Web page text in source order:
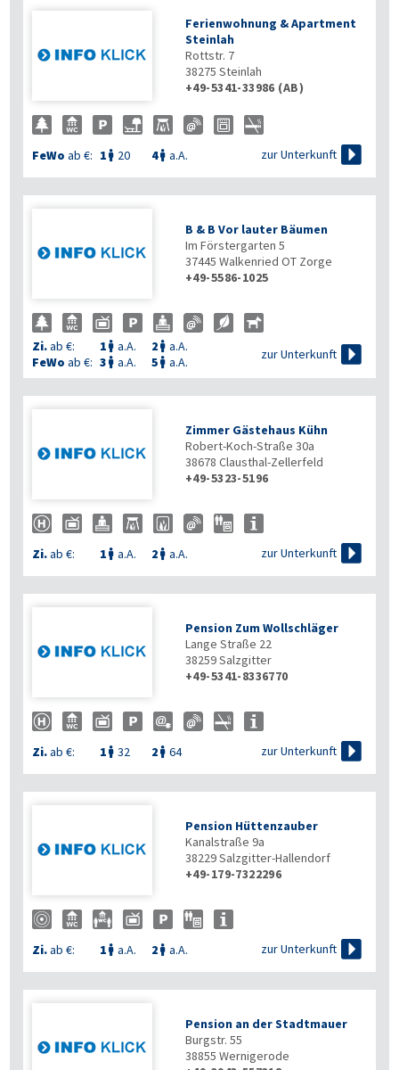
Ferienwohnung & Apartment
Steinlah
Rottstr. 7
38275 Steinlah
+49-5341-33986 (AB)
FeWo ab €: 1  20 4 a.A. zur Unterkunft 
B & B Vor lauter Bäumen
Im Förstergarten 5
37445 Walkenried OT Zorge
+49-5586-1025
Zi.ab €: 1  a.A. 2  a.A.
FeWo ab €: 3  a.A. 5  a.A.
zur Unterkunft 
Zimmer Gästehaus Kühn
Robert-Koch-Straße 30a
38678 Clausthal-Zellerfeld
+49-5323-5196
Zi.ab €: 1  a.A. 2  a.A. zur Unterkunft 
Pension Zum Wollschläger
Lange Straße 22
38259Salzgitter
+49-5341-8336770
Zi.ab €: 1  32 2  64 zur Unterkunft 
Pension Hüttenzauber
Kanalstraße 9a
38229Salzgitter-Hallendorf
+49-179-7322296
Zi.ab €: 1  a.A. 2  a.A. zur Unterkunft 
Pension an der Stadtmauer
Burgstr. 55
38855 Wernigerode